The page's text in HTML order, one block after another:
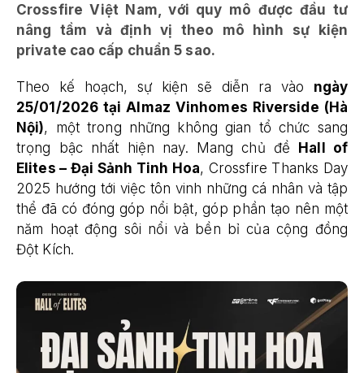
Crossfire Việt Nam, với quy mô được đầu tư
nâng tầm và định vị theo mô hình sự kiện
private cao cấp chuẩn 5 sao.
Theo kế hoạch, sự kiện sẽ diễn ra vào ngày
25/01/2026 tại Almaz Vinhomes Riverside (Hà
Nội), một trong những không gian tổ chức sang
trọng bậc nhất hiện nay. Mang chủ đề Hall of
Elites – Đại Sảnh Tinh Hoa, Crossfire Thanks Day
2025 hướng tới việc tôn vinh những cá nhân và tập
thể đã có đóng góp nổi bật, góp phần tạo nên một
năm hoạt động sôi nổi và bền bỉ của cộng đồng
Đột Kích.